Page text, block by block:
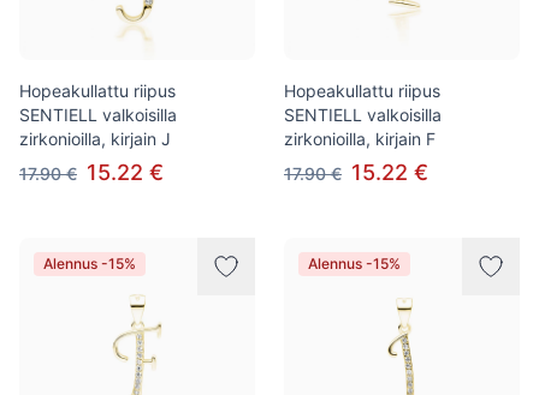
Hopeakullattu riipus
SENTIELL valkoisilla
zirkonioilla, kirjain J
17.90 € 15.22 €
Hopeakullattu riipus
SENTIELL valkoisilla
zirkonioilla, kirjain F
17.90 € 15.22 €
Alennus -15% Alennus -15%